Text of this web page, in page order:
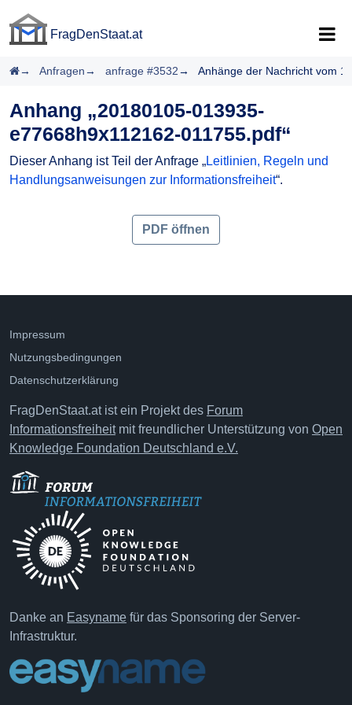
FragDenStaat.at
Startseite
Anfragen anfrage #3532 Anhänge der Nachricht vom
Anhang „20180105-013935-
e77668h9x112162-011755.pdf“
Dieser Anhang ist Teil der Anfrage „Leitlinien, Regeln und
Handlungsanweisungen zur Informationsfreiheit“.
PDF öffnen
Impressum
Nutzungsbedingungen
Datenschutzerklärung
FragDenStaat.at ist ein Projekt des Forum
Informationsfreiheitmit freundlicher Unterstützung von Open
Knowledge Foundation Deutschland e.V.
Danke an Easyname für das Sponsoring der Server-
Infrastruktur.